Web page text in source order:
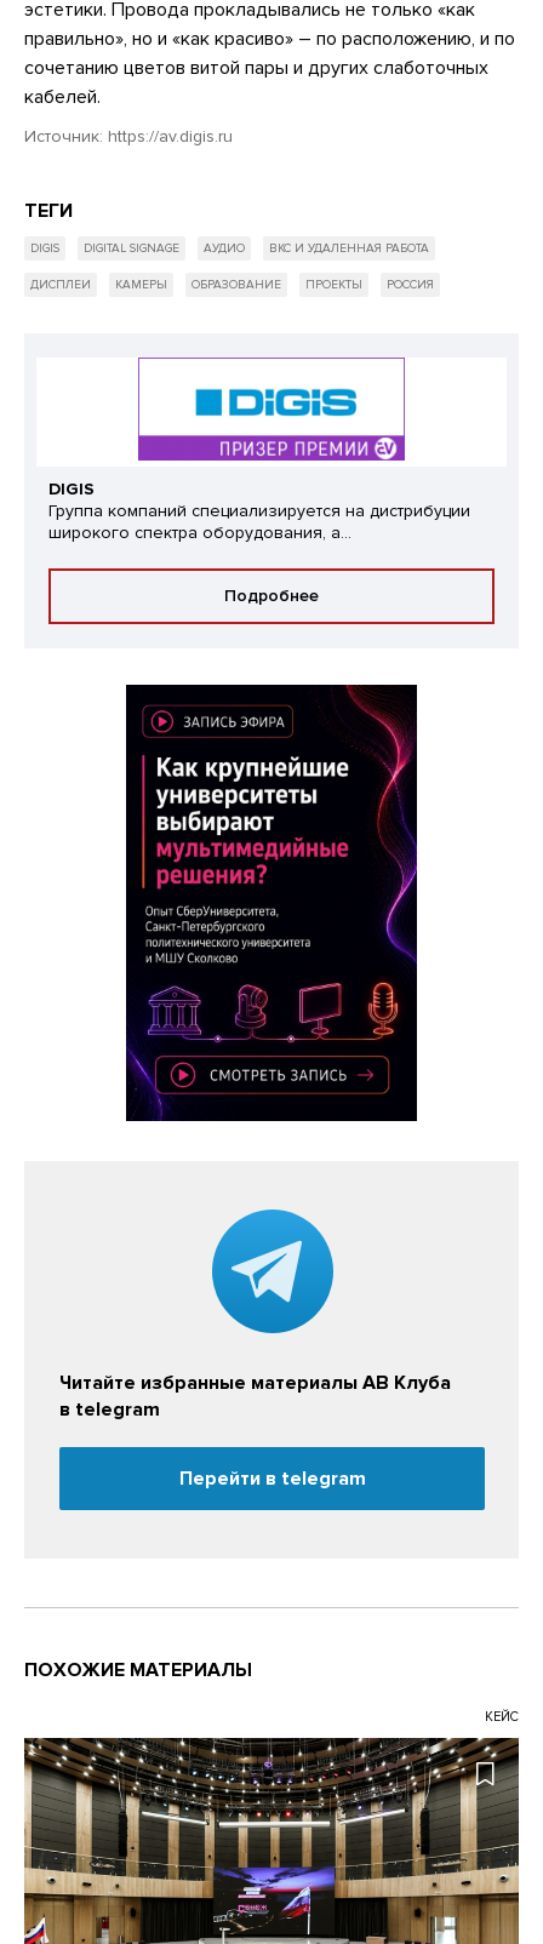
эстетики. Провода прокладывались не только «как
правильно», но и «как красиво» – по расположению, и по
сочетанию цветов витой пары и других слаботочных
кабелей.
Источник: https://av.digis.ru
ТЕГИ
DIGIS DIGITAL SIGNAGE АУДИО ВКС И УДАЛЕННАЯ РАБОТА
ДИСПЛЕИ КАМЕРЫ ОБРАЗОВАНИЕ ПРОЕКТЫ РОССИЯ
DIGIS
Группа компаний специализируется на дистрибуции
широкого спектра оборудования, а...
Подробнее
Читайте избранные материалы АВ Клуба
в telegram
Перейти в telegram
ПОХОЖИЕ МАТЕРИАЛЫ
КЕЙС